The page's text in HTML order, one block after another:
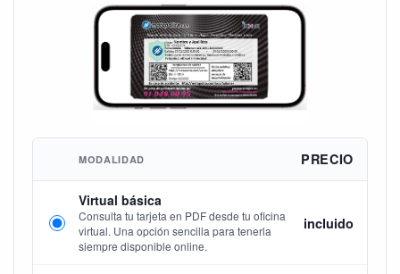
MODALIDAD PRECIO
Virtual básica
Consulta tu tarjeta en PDF desde tu oficina
virtual. Una opción sencilla para tenerla
siempre disponible online.
incluido